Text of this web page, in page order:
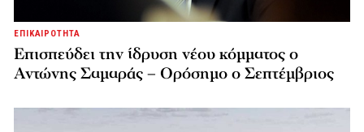
ΕΠΙΚΑΙΡΟΤΗΤΑ
Επισπεύδει την ίδρυση νέου κόμματος o
Αντώνης Σαμαράς – Ορόσημο ο Σεπτέμβριος